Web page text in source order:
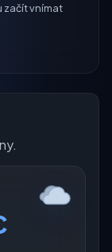
začít vnímat